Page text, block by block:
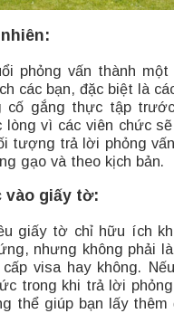
phỏng vấn thành một
các bạn, đặc biệt là
gắng thực tập
vì các viên chức
tượng trả lời phỏng
gạo và theo kịch bản.
vào giấy tờ:
giấy tờ chỉ hữu ích
nhưng không phải
visa hay không.
trong khi trả lời
thể giúp bạn lấy thêm